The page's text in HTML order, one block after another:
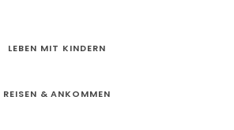
LEBEN MIT KINDERN
REISEN & ANKOMMEN